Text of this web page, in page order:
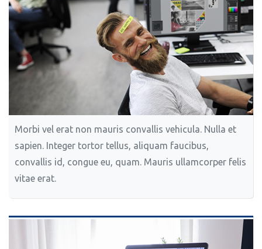
Morbi vel erat non mauris convallis vehicula. Nulla et
sapien. Integer tortor tellus, aliquam faucibus,
convallis id, congue eu, quam. Mauris ullamcorper felis
vitae erat.